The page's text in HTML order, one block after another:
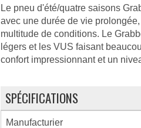
Le pneu d'été/quatre saisons
avec une durée de vie
multitude de conditions. Le
légers et les VUS faisant
confort impressionnant et un
SPÉCIFICATIONS
Manufacturier